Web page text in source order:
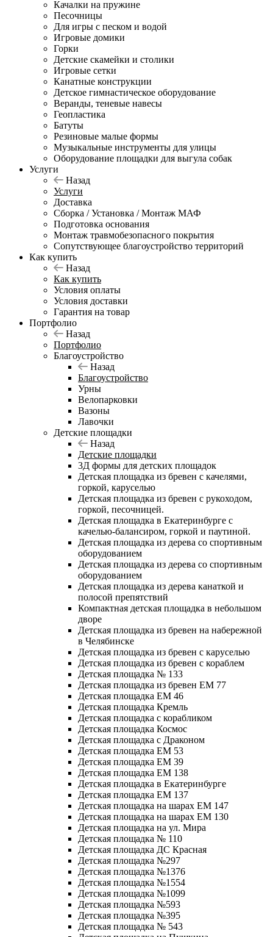
Качалки на пружине
Песочницы
Для игры с песком и водой
Игровые домики
Горки
Детские скамейки и столики
Игровые сетки
Канатные конструкции
Детское гимнастическое оборудование
Веранды, теневые навесы
Геопластика
Батуты
Резиновые малые формы
Музыкальные инструменты для улицы
Оборудование площадки для выгула собак
Услуги
Назад
Услуги
Доставка
Сборка / Установка / Монтаж МАФ
Подготовка основания
Монтаж травмобезопасного покрытия
Сопутствующее благоустройство территорий
Как купить
Назад
Как купить
Условия оплаты
Условия доставки
Гарантия на товар
Портфолио
Назад
Портфолио
Благоустройство
Назад
Благоустройство
Урны
Велопарковки
Вазоны
Лавочки
Детские площадки
Назад
Детские площадки
3Д формы для детских площадок
Детская площадка из бревен с качелями,
горкой, каруселью
Детская площадка из бревен с рукоходом,
горкой, песочницей.
Детская площадка в Екатеринбурге с
качелью-балансиром, горкой и паутиной.
Детская площадка из дерева со спортивным
оборудованием
Детская площадка из дерева со спортивным
оборудованием
Детская площадка из дерева канаткой и
полосой препятствий
Компактная детская площадка в небольшом
дворе
Детская площадка из бревен на набережной
в Челябинске
Детская площадка из бревен с каруселью
Детская площадка из бревен с кораблем
Детская площадка № 133
Детская площадка из бревен ЕМ 77
Детская площадка ЕМ 46
Детская площадка Кремль
Детская площадка с корабликом
Детская площадка Космос
Детская площадка с Драконом
Детская площадка ЕМ 53
Детская площадка ЕМ 39
Детская площадка ЕМ 138
Детская площадка в Екатеринбурге
Детская площадка ЕМ 137
Детская площадка на шарах ЕМ 147
Детская площадка на шарах ЕМ 130
Детская площадка на ул. Мира
Детская площадка № 110
Детская площадка ДС Красная
Детская площадка №297
Детская площадка №1376
Детская площадка №1554
Детская площадка №1099
Детская площадка №593
Детская площадка №395
Детская площадка № 543